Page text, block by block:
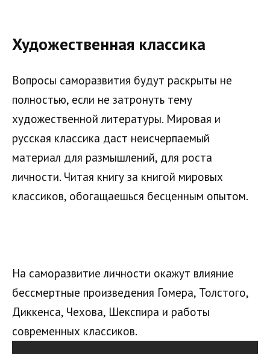
Художественная классика
Вопросы саморазвития будут раскрыты не
полностью, если не затронуть тему
художественной литературы. Мировая и
русская классика даст неисчерпаемый
материал для размышлений, для роста
личности. Читая книгу за книгой мировых
классиков, обогащаешься бесценным опытом.
На саморазвитие личности окажут влияние
бессмертные произведения Гомера, Толстого,
Диккенса, Чехова, Шекспира и работы
современных классиков.